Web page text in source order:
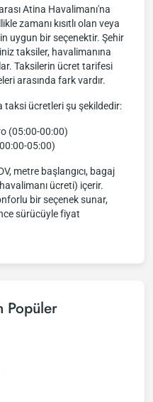
Atina Havalimanı'na
zamanı kısıtlı olan veya
uygun bir seçenektir. Şehir
taksiler, havalimanına
Taksilerin ücret tarifesi
arasında fark vardır.
taksi ücretleri şu şekildedir:
(05:00-00:00)
05:00)
metre başlangıcı, bagaj
ücreti) içerir.
bir seçenek sunar,
sürücüyle fiyat
Popüler